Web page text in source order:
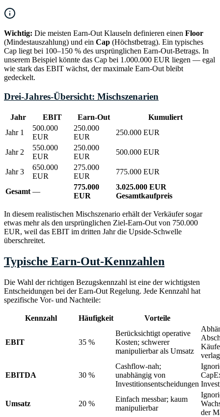
Wichtig: Die meisten Earn-Out Klauseln definieren einen Floor
(Mindestauszahlung) und ein Cap (Höchstbetrag). Ein typisches
Cap liegt bei 100–150 % des ursprünglichen Earn-Out-Betrags. In
unserem Beispiel könnte das Cap bei 1.000.000 EUR liegen — egal
wie stark das EBIT wächst, der maximale Earn-Out bleibt
gedeckelt.
Drei-Jahres-Übersicht: Mischszenarien
Jahr EBIT Earn-Out
Kumuliert
Jahr 1
500.000
EUR
250.000
EUR
250.000 EUR
Jahr 2
550.000
EUR
250.000
EUR
500.000 EUR
Jahr 3
650.000
EUR
275.000
EUR
775.000 EUR
Gesamt —
775.000
EUR
3.025.000 EUR
Gesamtkaufpreis
In diesem realistischen Mischszenario erhält der Verkäufer sogar
etwas mehr als den ursprünglichen Ziel-Earn-Out von 750.000
EUR, weil das EBIT im dritten Jahr die Upside-Schwelle
überschreitet.
Typische Earn-Out-Kennzahlen
Die Wahl der richtigen Bezugskennzahl ist eine der wichtigsten
Entscheidungen bei der Earn-Out Regelung. Jede Kennzahl hat
spezifische Vor- und Nachteile:
Kennzahl Häufigkeit Vorteile
EBIT 35 %
Berücksichtigt operative
Kosten; schwerer
manipulierbar als Umsatz
EBITDA 30 %
Cashflow-nah;
unabhängig von
Investitionsentscheidungen
Umsatz 20 %
Einfach messbar; kaum
manipulierbar
der